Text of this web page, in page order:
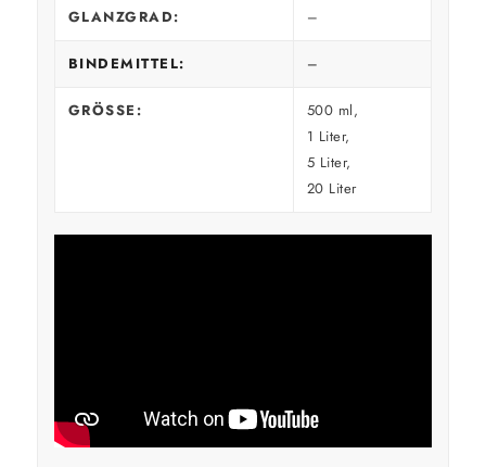
GLANZGRAD: –
BINDEMITTEL: –
GRÖSSE:
500 ml,
1 Liter,
5 Liter,
20 Liter